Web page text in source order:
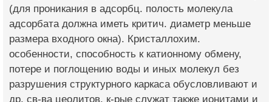
(для проникания в адсорбц. полость молекула
адсорбата должна иметь критич. диаметр меньше
размера входного окна). Кристаллохим.
особенности, способность к катионному обмену,
потере и поглощению воды и иных молекул без
разрушения структурного каркаса обусловливают и
др. св-ва цеолитов, к-рые служат также ионитами и